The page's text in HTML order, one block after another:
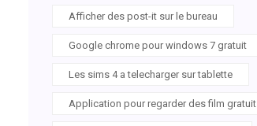
Afficher des post-it sur le bureau
Google chrome pour windows 7 gratuit
Les sims 4 a telecharger sur tablette
Application pour regarder des film gratuit